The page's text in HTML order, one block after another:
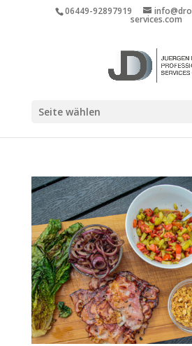
06449-92897919
services.com
Seite wählen